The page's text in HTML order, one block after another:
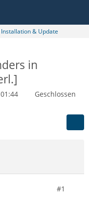
& Update
in
Geschlossen
#1